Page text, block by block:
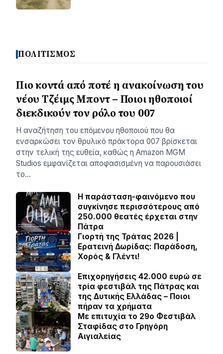
ΠΟΛΙΤΙΣΜΟΣ
Πιο κοντά από ποτέ η ανακοίνωση του
νέου Τζέιμς Μποντ – Ποιοι ηθοποιοί
διεκδικούν τον ρόλο του 007
Η αναζήτηση του επόμενου ηθοποιού που θα
ενσαρκώσει τον θρυλικό πράκτορα 007 βρίσκεται
στην τελική της ευθεία, καθώς η Amazon MGM
Studios εμφανίζεται αποφασισμένη να παρουσιάσει
το…
Η παράσταση-φαινόμενο που
συγκίνησε περισσότερους από
250.000 θεατές έρχεται στην
Πάτρα
Γιορτή της Τράτας 2026 |
Ερατεινή Δωρίδας: Παράδοση,
Χορός & Γλέντι!
Επιχορηγήσεις 42.000 ευρώ σε
τρία φεστιβάλ της Πάτρας και
της Δυτικής Ελλάδας – Ποιοι
πήραν τα χρήματα
Με επιτυχία το 29ο Φεστιβάλ
Σταφίδας στο Γρηγόρη
Aιγιαλείας